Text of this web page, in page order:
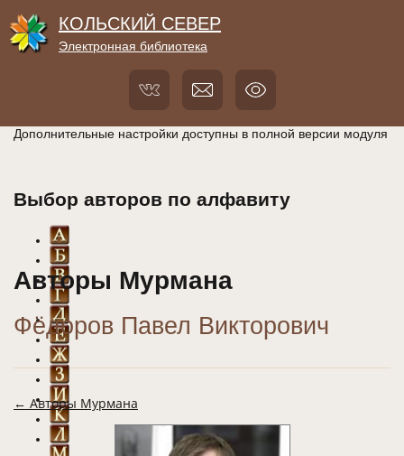
КОЛЬСКИЙ СЕВЕР
Электронная библиотека
Дополнительные настройки доступны в полной версии модуля
Выбор авторов по алфавиту
Авторы Мурмана
Фёдоров Павел Викторович
← Авторы Мурмана